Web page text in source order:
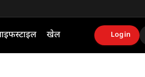
खेल Login